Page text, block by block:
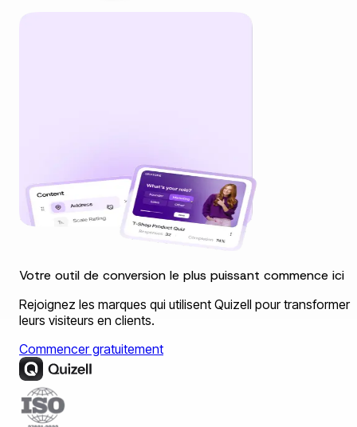
Votre outil de conversion le plus puissant commence ici
Rejoignez les marques qui utilisent Quizell pour transformer
leurs visiteurs en clients.
Commencer gratuitement